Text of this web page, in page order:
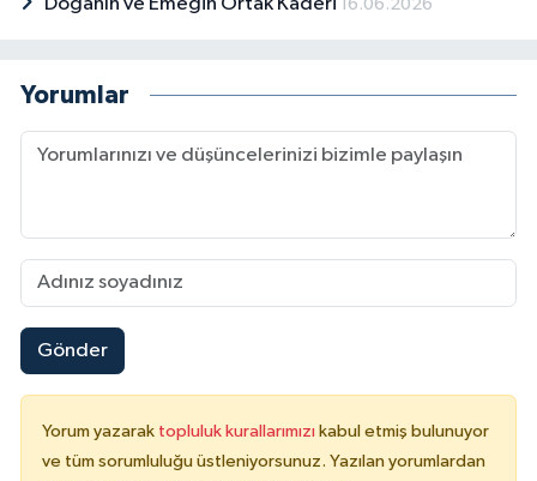
Doğanın ve Emeğin Ortak Kaderi 16.06.2026
Yorumlar
Gönder
Yorum yazarak topluluk kurallarımızı kabul etmiş bulunuyor
ve tüm sorumluluğu üstleniyorsunuz. Yazılan yorumlardan